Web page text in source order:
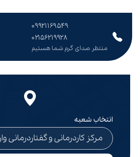
۰۹۹۲۱۱۶۹۵۴۹
۰۲۱۵۶۲۱۹۹۲۸
منتظر صدای گرم شما هستیم
انتخاب شعبه